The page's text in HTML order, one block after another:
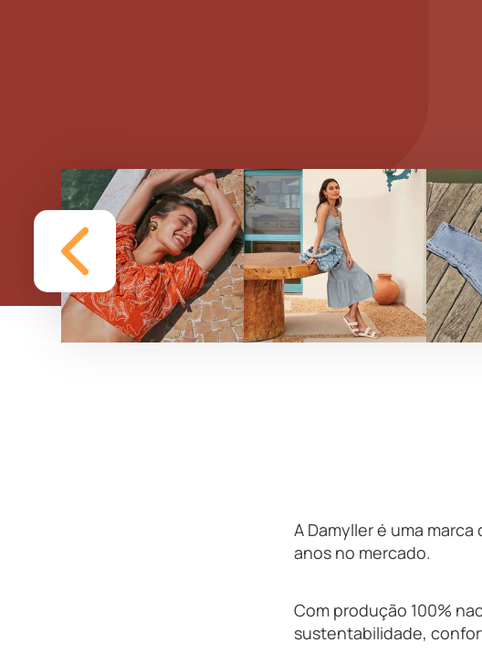
A Damyller é uma
anos no mercado.
Com produção 100%
sustentabilidade,